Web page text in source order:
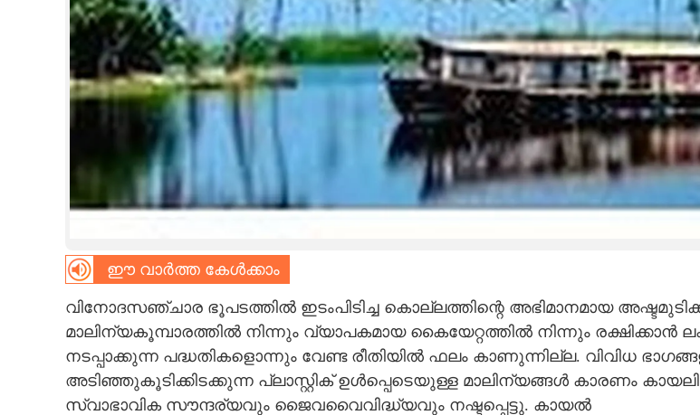
SPIRITUAL
CARTOONS
LITERATURE
ഈ വാർത്ത കേൾക്കാം
വിനോദസഞ്ചാര ഭൂപടത്തിൽ ഇടംപിടിച്ച കൊല്ലത്തിന്റെ അഭിമാനമായ
മാലിന്യകൂമ്പാരത്തിൽ നിന്നും വ്യാപകമായ കൈയേറ്റത്തിൽ നിന്നും രക്ഷിക്കാൻ
നടപ്പാക്കുന്ന പദ്ധതികളൊന്നും വേണ്ട രീതിയിൽ ഫലം കാണുന്നില്ല. വിവിധ
അടിഞ്ഞുകൂടിക്കിടക്കുന്ന പ്ലാസ്റ്റിക് ഉൾപ്പെടെയുള്ള മാലിന്യങ്ങൾ കാരണം
സ്വാഭാവിക സൗന്ദര്യവും ജൈവവൈവിദ്ധ്യവും നഷ്ടപ്പെട്ടു. കായൽ